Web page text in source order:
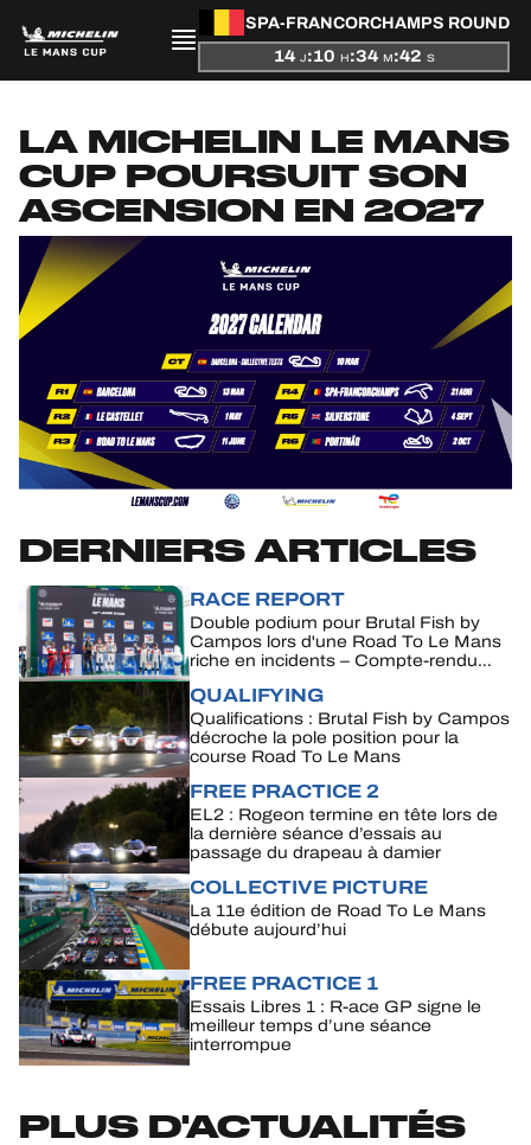
SPA-FRANCORCHAMPS ROUND
14 J:10 H:34 M:42 S
ACTUALITÉS
SAISON
CLASSEMENTS
PARTICIPANTS
JEU OFFICIEL
HOSPITALITÉS
BILLETTERIE
24H LEMANS
FIAWEC
ELMS
MLMC
ALMS
LA MICHELIN LE MANS
CUP POURSUIT SON
ASCENSION EN 2027
DERNIERS ARTICLES
RACE REPORT
Double podium pour Brutal Fish by
Campos lors d'une Road To Le Mans
riche en incidents – Compte-rendu
QUALIFYING
Qualifications : Brutal Fish by Campos
décroche la pole position pour la
course Road To Le Mans
FREE PRACTICE 2
EL2 : Rogeon termine en tête lors de
la dernière séance d’essais au
passage du drapeau à damier
COLLECTIVE PICTURE
La 11e édition de Road To Le Mans
débute aujourd’hui
FREE PRACTICE 1
Essais Libres 1 : R-ace GP signe le
meilleur temps d’une séance
interrompue
PLUS D'ACTUALITÉS